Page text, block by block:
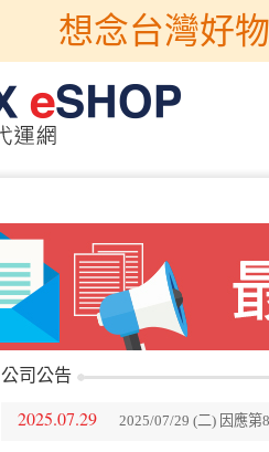
想念台灣好
公司公告
2025.07.29 2025/07/29 (二) 因應